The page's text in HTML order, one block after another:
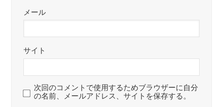
メール
サイト
次回のコメントで使用するためブラウザーに自分
の名前、メールアドレス、サイトを保存する。